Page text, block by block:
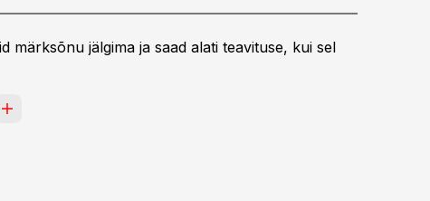
märksõnu jälgima ja saad alati teavituse, kui sel